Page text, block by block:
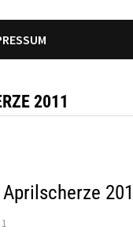
2011
1